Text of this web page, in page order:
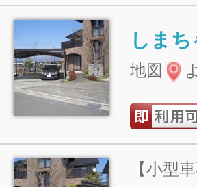
しま
地図
【小型